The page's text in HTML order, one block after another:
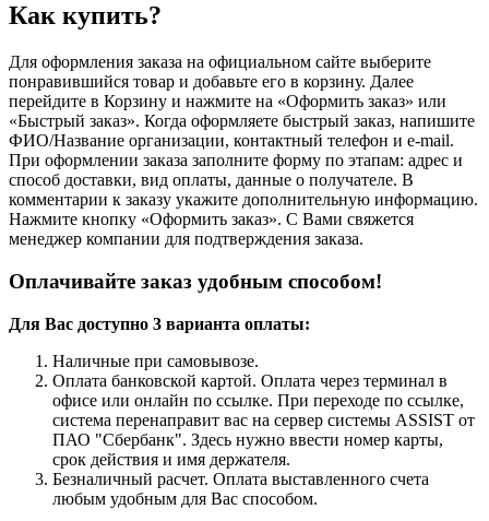
Как купить?
Для оформления заказа на официальном сайте выберите
понравившийся товар и добавьте его в корзину. Далее
перейдите в Корзину и нажмите на «Оформить заказ» или
«Быстрый заказ». Когда оформляете быстрый заказ, напишите
ФИО/Название организации, контактный телефон и e-mail.
При оформлении заказа заполните форму по этапам: адрес и
способ доставки, вид оплаты, данные о получателе. В
комментарии к заказу укажите дополнительную информацию.
Нажмите кнопку «Оформить заказ». С Вами свяжется
менеджер компании для подтверждения заказа.
Оплачивайте заказ удобным способом!
Для Вас доступно 3 варианта оплаты:
Наличные при самовывозе.
Оплата банковской картой. Оплата через терминал в
офисе или онлайн по ссылке. При переходе по ссылке,
система перенаправит вас на сервер системы ASSIST от
ПАО "Сбербанк". Здесь нужно ввести номер карты,
срок действия и имя держателя.
Безналичный расчет. Оплата выставленного счета
любым удобным для Вас способом.